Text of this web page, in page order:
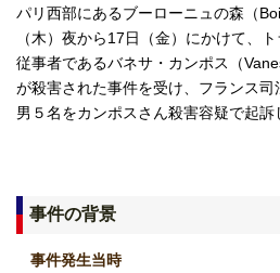
パリ西部にあるブーローニュの森（
（木）夜から17日（金）にかけて、
従事者であるバネサ・カンポス（
が殺害された事件を受け、フランス司
男５名をカンポスさん殺害容疑で起訴
事件の背景
事件発生当時